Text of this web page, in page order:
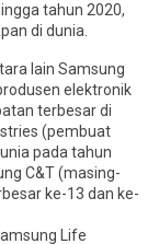
tahun 2020,
di dunia.
lain Samsung
elektronik
terbesar di
(pembuat
pada tahun
C&T (masing-
ke-13 dan ke-
Life